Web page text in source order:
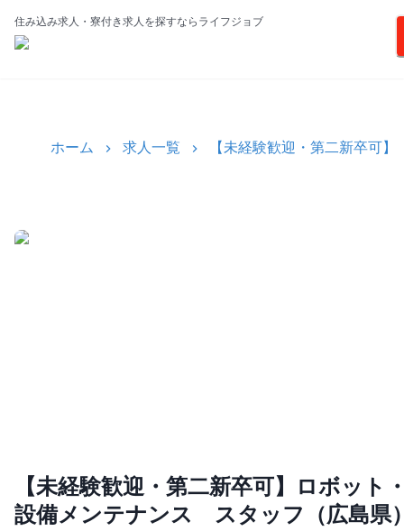
住み込み求人・寮付き求人を探すならライフジョブ
ホーム 求人一覧 【未経験歓迎・第二新卒可
【未経験歓迎・第二新卒可】ロボット
設備メンテナンス スタッフ（広島県